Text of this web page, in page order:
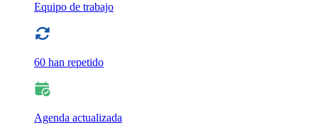
Equipo de trabajo
60 han repetido
Agenda actualizada